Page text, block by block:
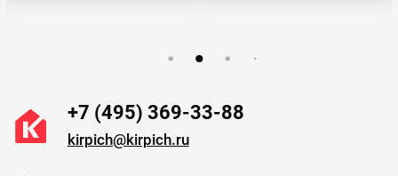
+7 (495) 369-33-88
kirpich@kirpich.ru